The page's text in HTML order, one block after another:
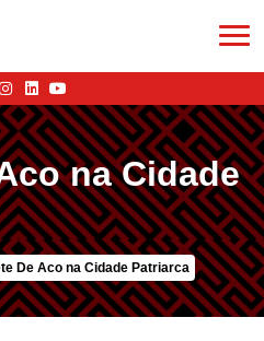
na Cidade
De Aco na Cidade Patriarca